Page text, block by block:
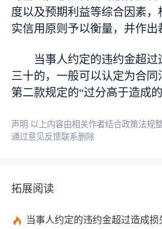
度以及预期利益等综合因素
实信用原则予以衡量，并作出
当事人约定的违约金超过
三十的，一般可以认定为合
第二款规定的“过分高于造成的
声明:以上内容由相关作者结合政策法规
通过意见反馈联系删除
拓展阅读
当事人约定的违约金超过造成损失的百分之三十